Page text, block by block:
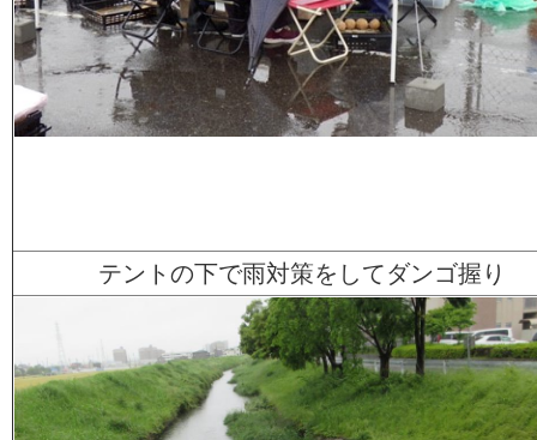
テントの下で雨対策をしてダンゴ握り